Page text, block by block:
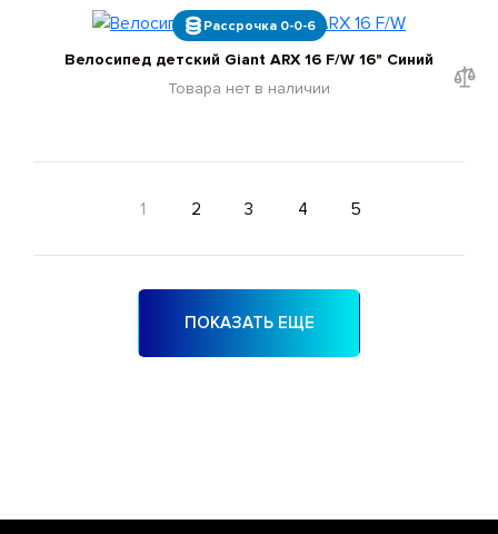
Рассрочка 0-0-6
Велосипед детский Giant ARX 16 F/W 16" Синий
Товара нет в наличии
1 2 3 4 5
ПОКАЗАТЬ ЕЩЕ